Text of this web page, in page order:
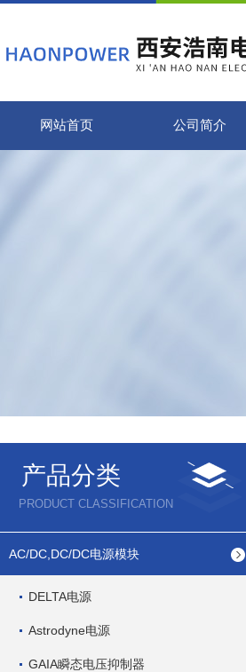
网站首页 公司简介
产品分类
PRODUCT CLASSIFICATION
AC/DC,DC/DC电源模块
DELTA电源
Astrodyne电源
GAIA瞬态电压抑制器